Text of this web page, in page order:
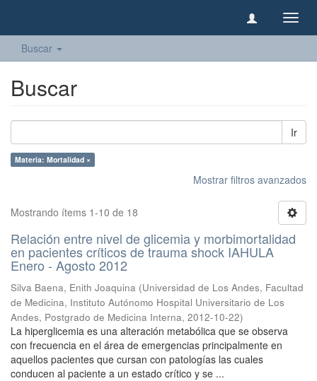
Buscar
Buscar
Ir
Materia: Mortalidad ×
Mostrar filtros avanzados
Mostrando ítems 1-10 de 18
Relación entre nivel de glicemia y morbimortalidad
en pacientes críticos de trauma shock IAHULA
Enero - Agosto 2012
Silva Baena, Enith Joaquina (Universidad de Los Andes, Facultad
de Medicina, Instituto Autónomo Hospital Universitario de Los
Andes, Postgrado de Medicina Interna, 2012-10-22)
La hiperglicemia es una alteración metabólica que se observa
con frecuencia en el área de emergencias principalmente en
aquellos pacientes que cursan con patologías las cuales
conducen al paciente a un estado crítico y se ...